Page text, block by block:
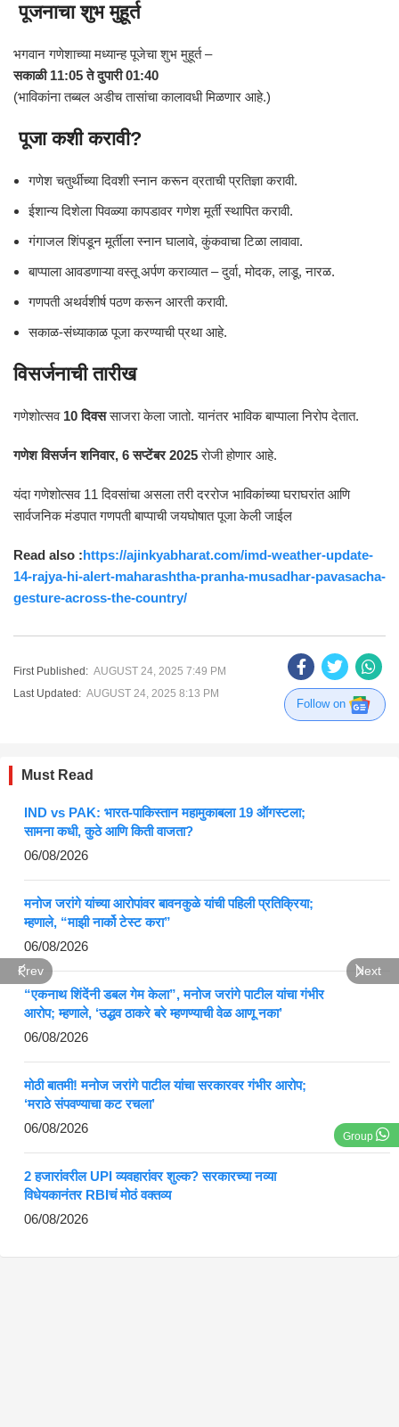
Group
पूजनाचा शुभ मुहूर्त
भगवान गणेशाच्या मध्यान्ह पूजेचा शुभ मुहूर्त –
सकाळी 11:05 ते दुपारी 01:40
(भाविकांना तब्बल अडीच तासांचा कालावधी मिळणार आहे.)
पूजा कशी करावी?
गणेश चतुर्थीच्या दिवशी स्नान करून व्रताची प्रतिज्ञा करावी.
ईशान्य दिशेला पिवळ्या कापडावर गणेश मूर्ती स्थापित करावी.
गंगाजल शिंपडून मूर्तीला स्नान घालावे, कुंकवाचा टिळा लावावा.
बाप्पाला आवडणाऱ्या वस्तू अर्पण कराव्यात – दुर्वा, मोदक, लाडू, नारळ.
गणपती अथर्वशीर्ष पठण करून आरती करावी.
सकाळ-संध्याकाळ पूजा करण्याची प्रथा आहे.
विसर्जनाची तारीख
गणेशोत्सव 10 दिवससाजरा केला जातो. यानंतर भाविक बाप्पाला निरोप देतात.
गणेश विसर्जन शनिवार, 6 सप्टेंबर 2025रोजी होणार आहे.
यंदा गणेशोत्सव 11 दिवसांचा असला तरी दररोज भाविकांच्या घराघरांत आणि
सार्वजनिक मंडपात गणपती बाप्पाची जयघोषात पूजा केली जाईल
Read also :https://ajinkyabharat.com/imd-weather-update-
14-rajya-hi-alert-maharashtha-pranha-musadhar-pavasacha-
gesture-across-the-country/
First Published: AUGUST 24, 2025 7:49 PM
Last Updated: AUGUST 24, 2025 8:13 PM
Follow on
Prev Next
Must Read
IND vs PAK: भारत-पाकिस्तान महामुकाबला 19 ऑगस्टला;
सामना कधी, कुठे आणि किती वाजता?
06/08/2026
मनोज जरांगे यांच्या आरोपांवर बावनकुळे यांची पहिली प्रतिक्रिया;
म्हणाले, “माझी नार्को टेस्ट करा”
06/08/2026
“एकनाथ शिंदेंनी डबल गेम केला”, मनोज जरांगे पाटील यांचा गंभीर
आरोप; म्हणाले, ‘उद्धव ठाकरे बरे म्हणण्याची वेळ आणू नका’
06/08/2026
मोठी बातमी! मनोज जरांगे पाटील यांचा सरकारवर गंभीर आरोप;
‘मराठे संपवण्याचा कट रचला’
06/08/2026
2 हजारांवरील UPI व्यवहारांवर शुल्क? सरकारच्या नव्या
विधेयकानंतर RBIचं मोठं वक्तव्य
06/08/2026